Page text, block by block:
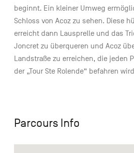
beginnt. Ein kleiner Umweg
Schloss von Acoz zu sehen. Diese
erreicht dann Lausprelle und das
Joncret zu überqueren und Acoz
Landstraße zu erreichen, die jeden
der „Tour Ste Rolende“ befahren
Parcours Info